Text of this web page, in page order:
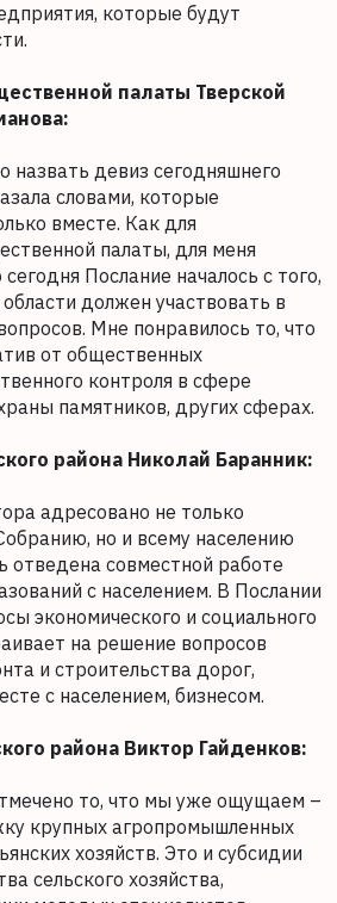
которые будут
палаты Тверской
назвать девиз сегодняшнего
словами, которые
вместе. Как для
палаты, для меня
Послание началось с того,
должен участвовать в
Мне понравилось то, что
от общественных
контроля в сфере
памятников, других сферах.
района Николай Баранник:
адресовано не только
но и всему населению
отведена совместной работе
с населением. В Послании
экономического и социального
на решение вопросов
и строительства дорог,
с населением, бизнесом.
района Виктор Гайденков:
то, что мы уже ощущаем –
крупных агропромышленных
хозяйств. Это и субсидии
сельского хозяйства,